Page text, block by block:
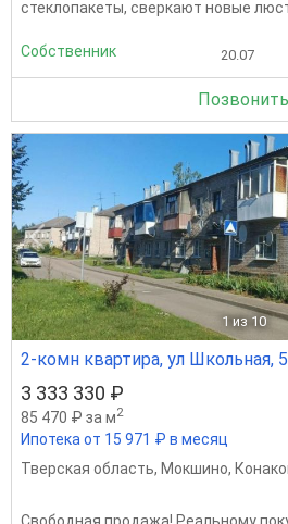
стеклопакеты, сверкают новые
Собственник 20.07
Позвонить
1 из 10
2-комн квартира, ул Школьная,
3 333 330 ₽
85 470 ₽ за м2
Ипотека от 15 971 ₽ в месяц
Тверская область, Мокшино,